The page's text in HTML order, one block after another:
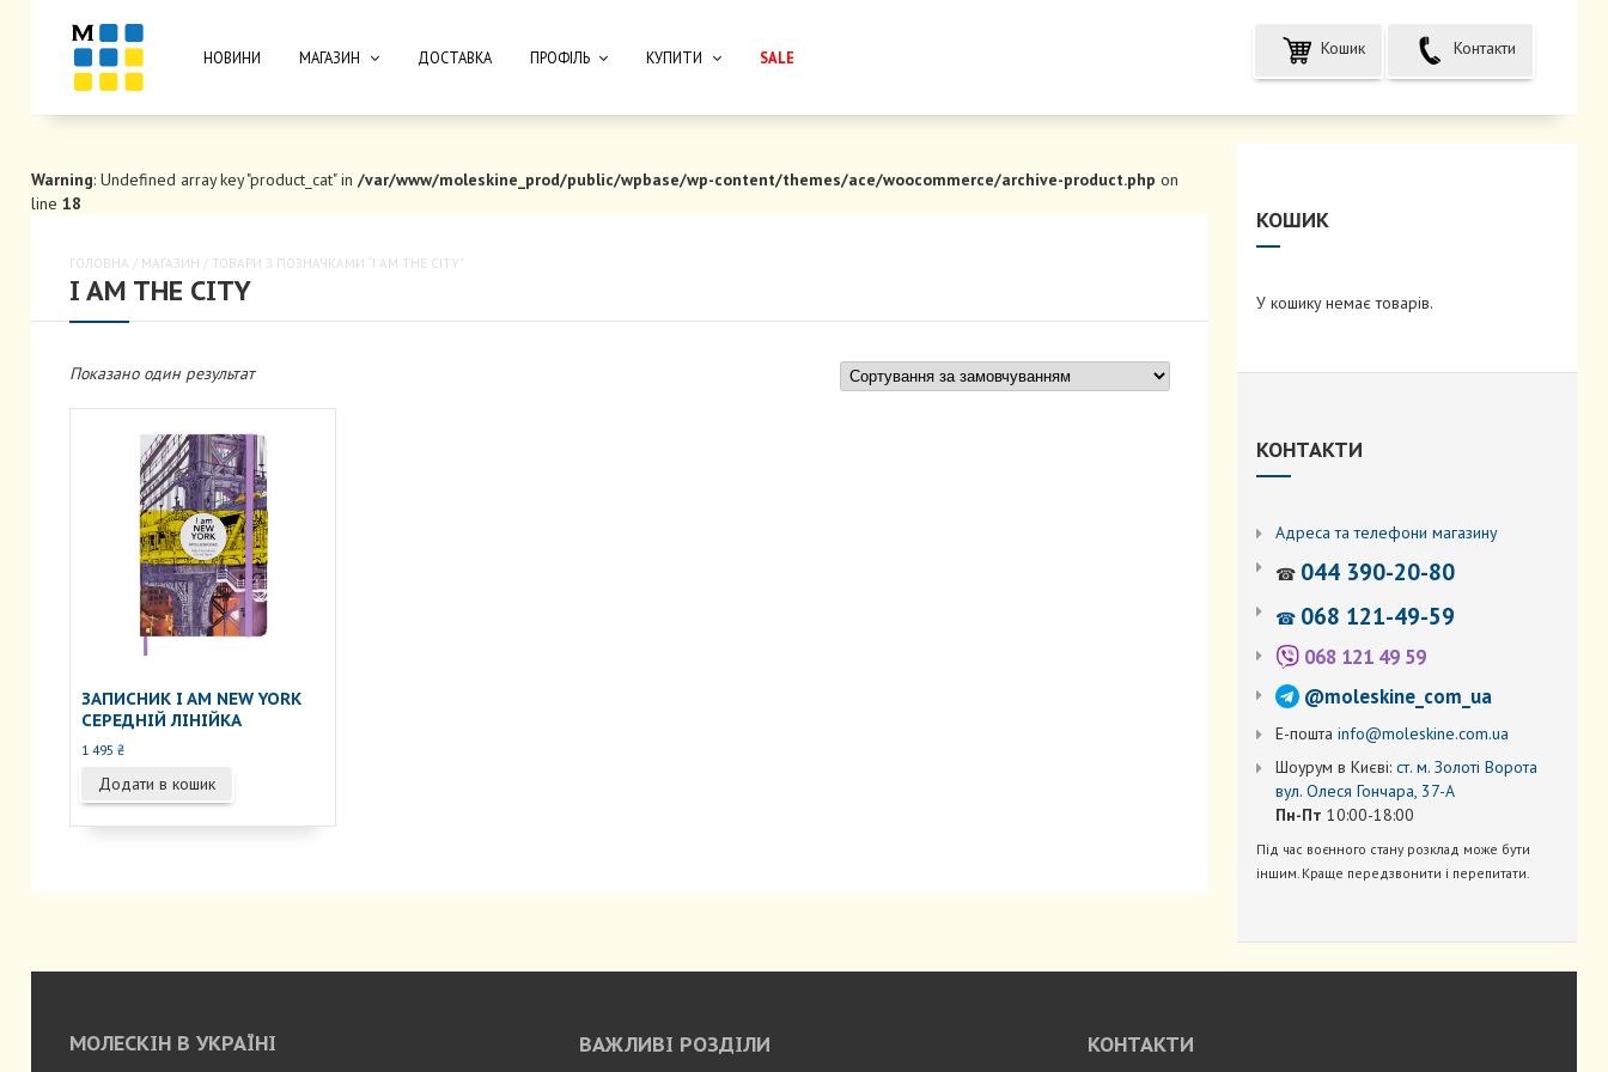
НОВИНИ МАГАЗИН ДОСТАВКА ПРОФІЛЬ КУПИТИ SALE Кошик Контакти
Warning: Undefined array key "product_cat" in /var/www/moleskine_prod/public/wpbase/wp-content/themes/ace/woocommerce/archive-product.php on
line 18
ГОЛОВНА / МАГАЗИН / ТОВАРИ З ПОЗНАЧКАМИ “I AM THE CITY”
I AM THE CITY
Показано один результат
ЗАПИСНИК I AM NEW YORK
СЕРЕДНІЙ ЛІНІЙКА
1 495₴
Додати в кошик
КОШИК
У кошику немає товарів.
КОНТАКТИ
Адреса та телефони магазину
☎ 044 390-20-80
☎ 068 121-49-59
068 121 49 59
@moleskine_com_ua
Е-пошта info@moleskine.com.ua
Шоурум в Києві: ст. м. Золоті Ворота
вул. Олеся Гончара, 37-А
Пн-Пт 10:00-18:00
Під час воєнного стану розклад може бути
іншим. Краще передзвонити і перепитати.
МОЛЕСКІН В УКРАЇНІ ВАЖЛИВІ РОЗДІЛИ КОНТАКТИ